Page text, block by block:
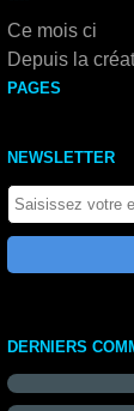
Ce mois ci
Depuis la
PAGES
NEWSLETTER
DERNIERS